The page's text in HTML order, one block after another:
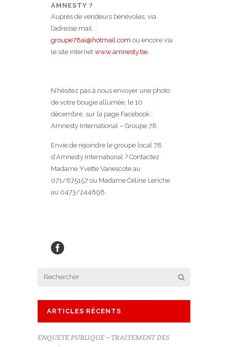
AMNESTY ?
Auprès de vendeurs bénévoles, via
l’adresse mail :
groupe78ai@hotmail.com ou encore via
le site internet www.amnesty.be.
N’hésitez pas à nous envoyer une photo
de votre bougie allumée, le 10
décembre, sur la page Facebook :
Amnesty International – Groupe 78
Envie de rejoindre le groupe local 78
d’Amnesty International ? Contactez
Madame Yvette Vanescote au
071/875157 ou Madame Céline Leriche
au 0473/244898.
ARTICLES RÉCENTS
ENQUETE PUBLIQUE – TRAITEMENT DES